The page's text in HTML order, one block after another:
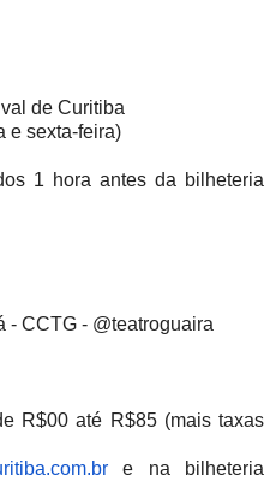
de Curitiba
e sexta-feira)
1 hora antes da bilheteria
- CCTG - @teatroguaira
R$00 até R$85 (mais taxas
e na bilheteria